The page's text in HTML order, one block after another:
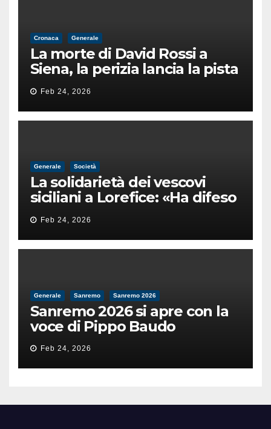
Cronaca Generale
La morte di David Rossi a
Siena, la perizia lancia la pista
di un’intimidazione finita
male
Feb 24, 2026
Generale Società
La solidarietà dei vescovi
siciliani a Lorefice: «Ha difeso
il valore e la dignità
dell’umanità»
Feb 24, 2026
Generale Sanremo Sanremo 2026
Sanremo 2026 si apre con la
voce di Pippo Baudo
Feb 24, 2026